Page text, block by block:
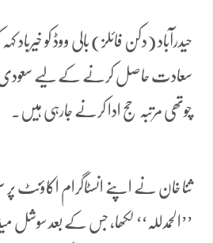
حیدرآباد (دکن فائلز) بالی ووڈ کو خیرباد
سعادت حاصل کرنے کے لیے سعودی
چوتھی مرتبہ حج ادا کرنے جارہی ہیں۔
ثنا خان نے اپنے انسٹاگرام اکاؤنٹ پر
’’الحمدللہ‘‘ لکھا، جس کے بعد سوشل